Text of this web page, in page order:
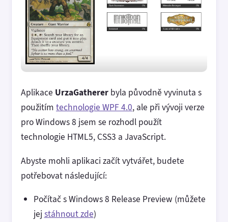
Aplikace UrzaGatherer byla původně vyvinuta s
použitím technologie WPF 4.0, ale při vývoji verze
pro Windows 8 jsem se rozhodl použít
technologie HTML5, CSS3 a JavaScript.
Abyste mohli aplikaci začít vytvářet, budete
potřebovat následující:
Počítač s Windows 8 Release Preview (můžete
jej stáhnout zde)